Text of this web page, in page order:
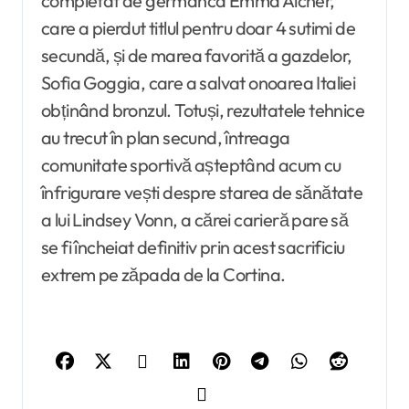
care a pierdut titlul pentru doar 4 sutimi de
secundă, și de marea favorită a gazdelor,
Sofia Goggia, care a salvat onoarea Italiei
obținând bronzul. Totuși, rezultatele tehnice
au trecut în plan secund, întreaga
comunitate sportivă așteptând acum cu
înfrigurare vești despre starea de sănătate
a lui Lindsey Vonn, a cărei carieră pare să
se fi încheiat definitiv prin acest sacrificiu
extrem pe zăpada de la Cortina.